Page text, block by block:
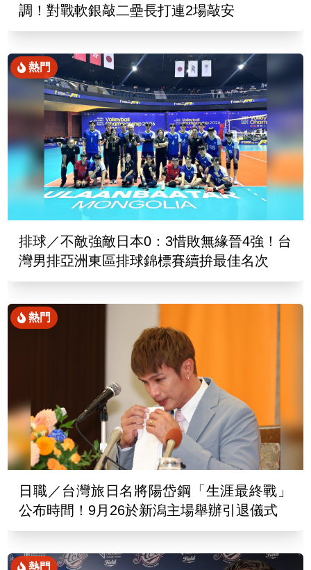
調！對戰軟銀敲二壘長打連2場敲安
熱門
排球／不敵強敵日本0：3惜敗無緣晉4強！台
灣男排亞洲東區排球錦標賽續拚最佳名次
熱門
日職／台灣旅日名將陽岱鋼「生涯最終戰」
公布時間！9月26於新潟主場舉辦引退儀式
熱門